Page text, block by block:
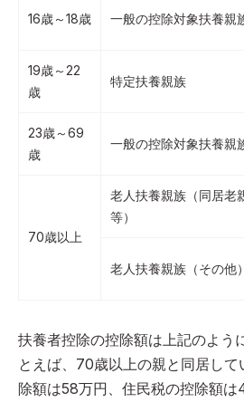
16歳～18歳 一般の控除対象扶養親
19歳～22
歳
特定扶養親族
23歳～69
歳
一般の控除対象扶養親
70歳以上
老人扶養親族（同居老
等）
老人扶養親族（その他）
扶養者控除の控除額は上記のよう
とえば、70歳以上の親と同居し
除額は58万円、住民税の控除額は